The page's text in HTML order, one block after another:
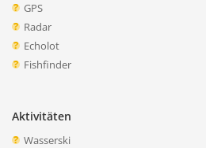
GPS
Radar
Echolot
Fishfinder
Aktivitäten
Wasserski